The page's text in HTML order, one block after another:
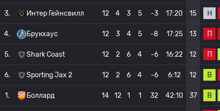
3. Интер Гейнсвилл 12 4 3 5 -3 17:20 15 Н
4. Брукхаус 12 3 4 5 -8 17:25 13 П
5. Shark Coast 12 2 6 4 -6 16:22 12 П
6. Sporting Jax 2 12 2 6 4 -6 6:12 12 В
1. Боллард 14 12 1 1 32 42:10 37 В